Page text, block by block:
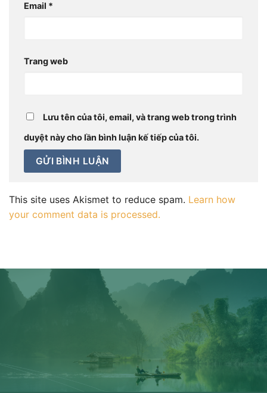
Email *
Trang web
Lưu tên của tôi, email, và trang web trong trình
duyệt này cho lần bình luận kế tiếp của tôi.
This site uses Akismet to reduce spam. Learn how
your comment data is processed.